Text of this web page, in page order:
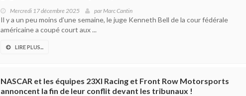
Mercredi 17 décembre 2025 parMarc Cantin
Il y a un peu moins d’une semaine, le juge Kenneth Bell de la cour fédérale
américaine a coupé court aux ...
LIRE PLUS...
NASCAR et les équipes 23XI Racing et Front Row Motorsports
annoncent la fin de leur conflit devant les tribunaux !